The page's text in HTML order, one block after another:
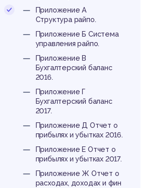
Приложение А
Структура райпо.
Приложение Б Система
управления райпо.
Приложение В
Бухгалтерский баланс
2016.
Приложение Г
Бухгалтерский баланс
2017.
Приложение Д Отчет о
прибылях и убытках 2016.
Приложение Е Отчет о
прибылях и убытках 2017.
Приложение Ж Отчет о
расходах, доходах и фин